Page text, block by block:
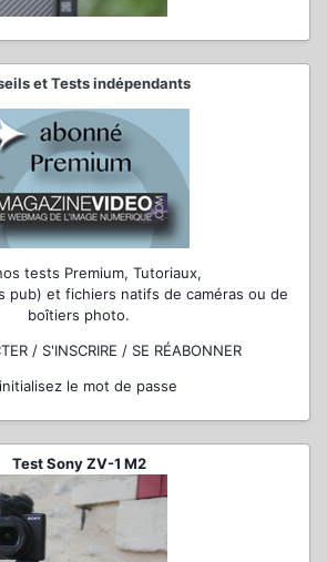
et Tests indépendants
tests Premium, Tutoriaux,
pub) et fichiers natifs de caméras ou de
boîtiers photo.
/ S'INSCRIRE / SE RÉABONNER
le mot de passe
Test Sony ZV-1 M2